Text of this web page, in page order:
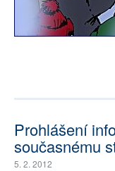
Prohlášení
současnému
5. 2. 2012